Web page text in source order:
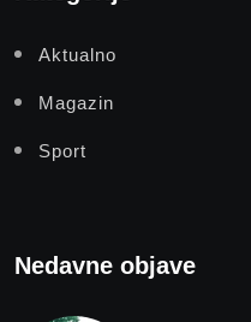
Aktualno
Magazin
Sport
Nedavne objave